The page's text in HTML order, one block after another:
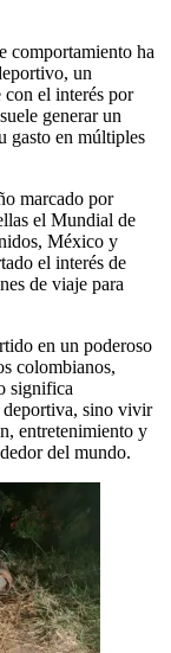
comportamiento ha
un
con el interés por
generar un
gasto en múltiples
marcado por
el Mundial de
México y
el interés de
de viaje para
en un poderoso
colombianos,
significa
deportiva, sino vivir
entretenimiento y
del mundo.